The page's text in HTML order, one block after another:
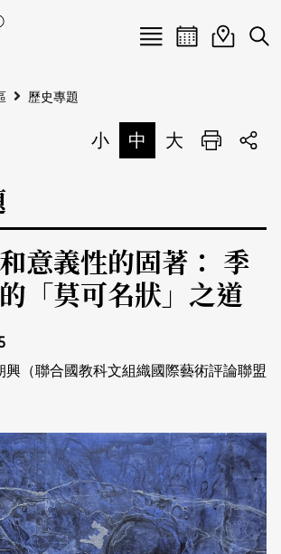
Menu
English
活動日曆活動地圖
展
歷史專題
小 中 大 列印
意義性的固著： 季
「莫可名狀」之道
（聯合國教科文組織國際藝術評論聯盟